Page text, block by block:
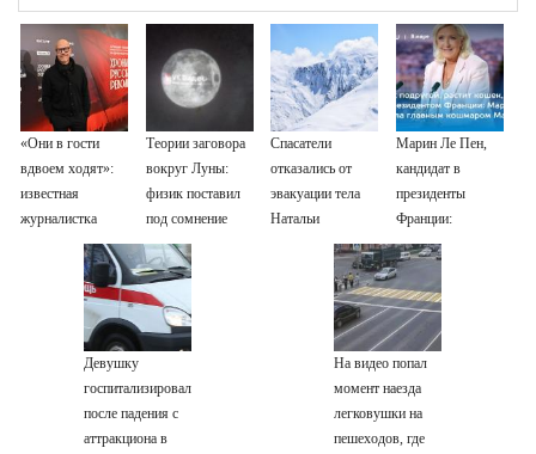
«Они в гости
вдвоем ходят»:
известная
журналистка
подтвердила
Бондарчука и
Теории заговора
вокруг Луны:
физик поставил
под сомнение
снимки NASA
Спасатели
отказались от
эвакуации тела
Натальи
Наговицыной с
семитысячника
Марин Ле Пен,
кандидат в
президенты
Франции:
биография,
личная жизнь,
как относится к
России и
Украине, прогноз
на выборы
президента
Франции 2027,
последние
Девушку
госпитализировали
после падения с
аттракциона в
На видео попал
момент наезда
легковушки на
пешеходов, где